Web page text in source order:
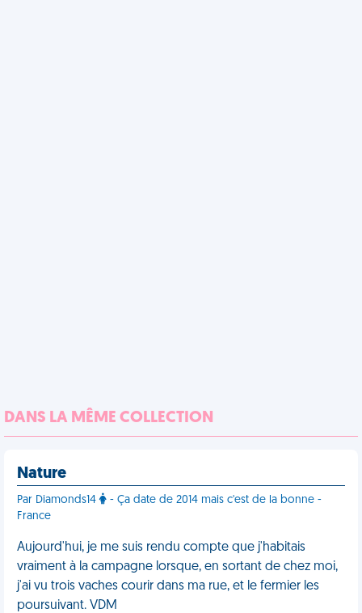
DANS LA MÊME COLLECTION
Nature
Par Diamonds14
- Ça date de 2014 mais c'est de la bonne -
France
Aujourd'hui, je me suis rendu compte que j'habitais
vraiment à la campagne lorsque, en sortant de chez moi,
j'ai vu trois vaches courir dans ma rue, et le fermier les
poursuivant. VDM